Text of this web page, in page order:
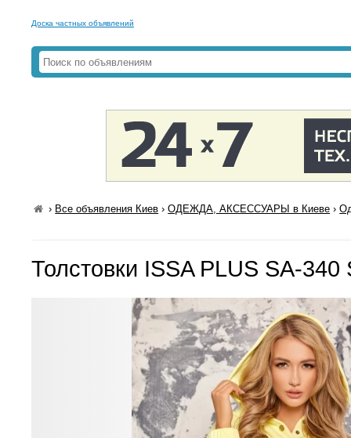
Доска частных объявлений
› Все объявления Киев ›ОДЕЖДА, АКСЕССУАРЫ в Киеве ›
Толстовки ISSA PLUS SA-